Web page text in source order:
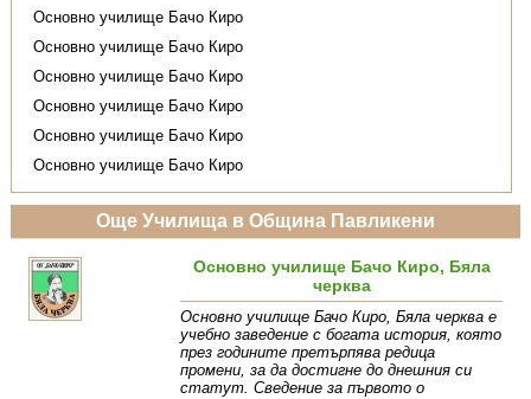
Основно училище Бачо Киро
Основно училище Бачо Киро
Основно училище Бачо Киро
Основно училище Бачо Киро
Основно училище Бачо Киро
Основно училище Бачо Киро
Още Училища в Община Павликени
Основно училище Бачо Киро, Бяла
черква
Основно училище Бачо Киро, Бяла черква е
учебно заведение с богата история, която
през годините претърпява редица
промени, за да достигне до днешния си
статут. Сведение за първото о